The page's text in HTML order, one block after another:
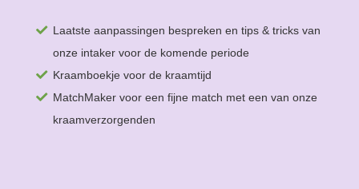
Laatste aanpassingen bespreken en tips & tricks van
onze intaker voor de komende periode
Kraamboekje voor de kraamtijd
MatchMaker voor een fijne match met een van onze
kraamverzorgenden